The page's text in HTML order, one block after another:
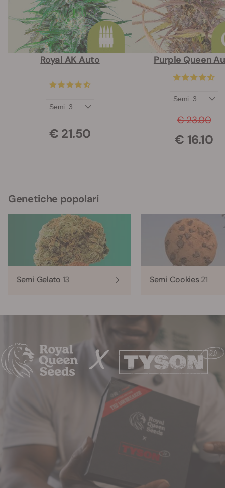
Royal AK Auto
€ 21.50
Purple Queen
€ 23.00
€ 16.10
Genetiche popolari
Semi Gelato 13 Semi Cookies21